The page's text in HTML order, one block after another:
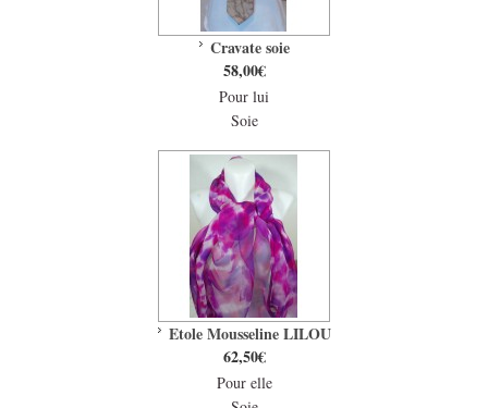
Cravate soie
58,00€
Pour lui
Soie
Etole Mousseline LILOU
62,50€
Pour elle